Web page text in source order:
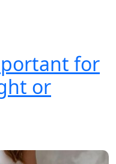
for
or